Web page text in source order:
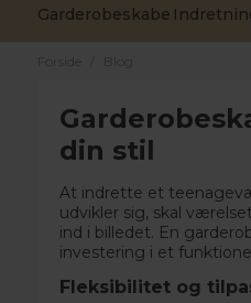
Garderobeskabe
din stil
At indrette et
udvikler sig, skal
ind i billedet. En
investering i et
Fleksibilitet og